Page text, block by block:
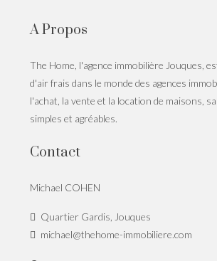
A Propos
The Home, l'agence immobilière Jouques,
d'air frais dans le monde des agences
l'achat, la vente et la location de maisons,
simples et agréables.
Contact
Michael COHEN
Quartier Gardis, Jouques
michael@thehome-immobiliere.com